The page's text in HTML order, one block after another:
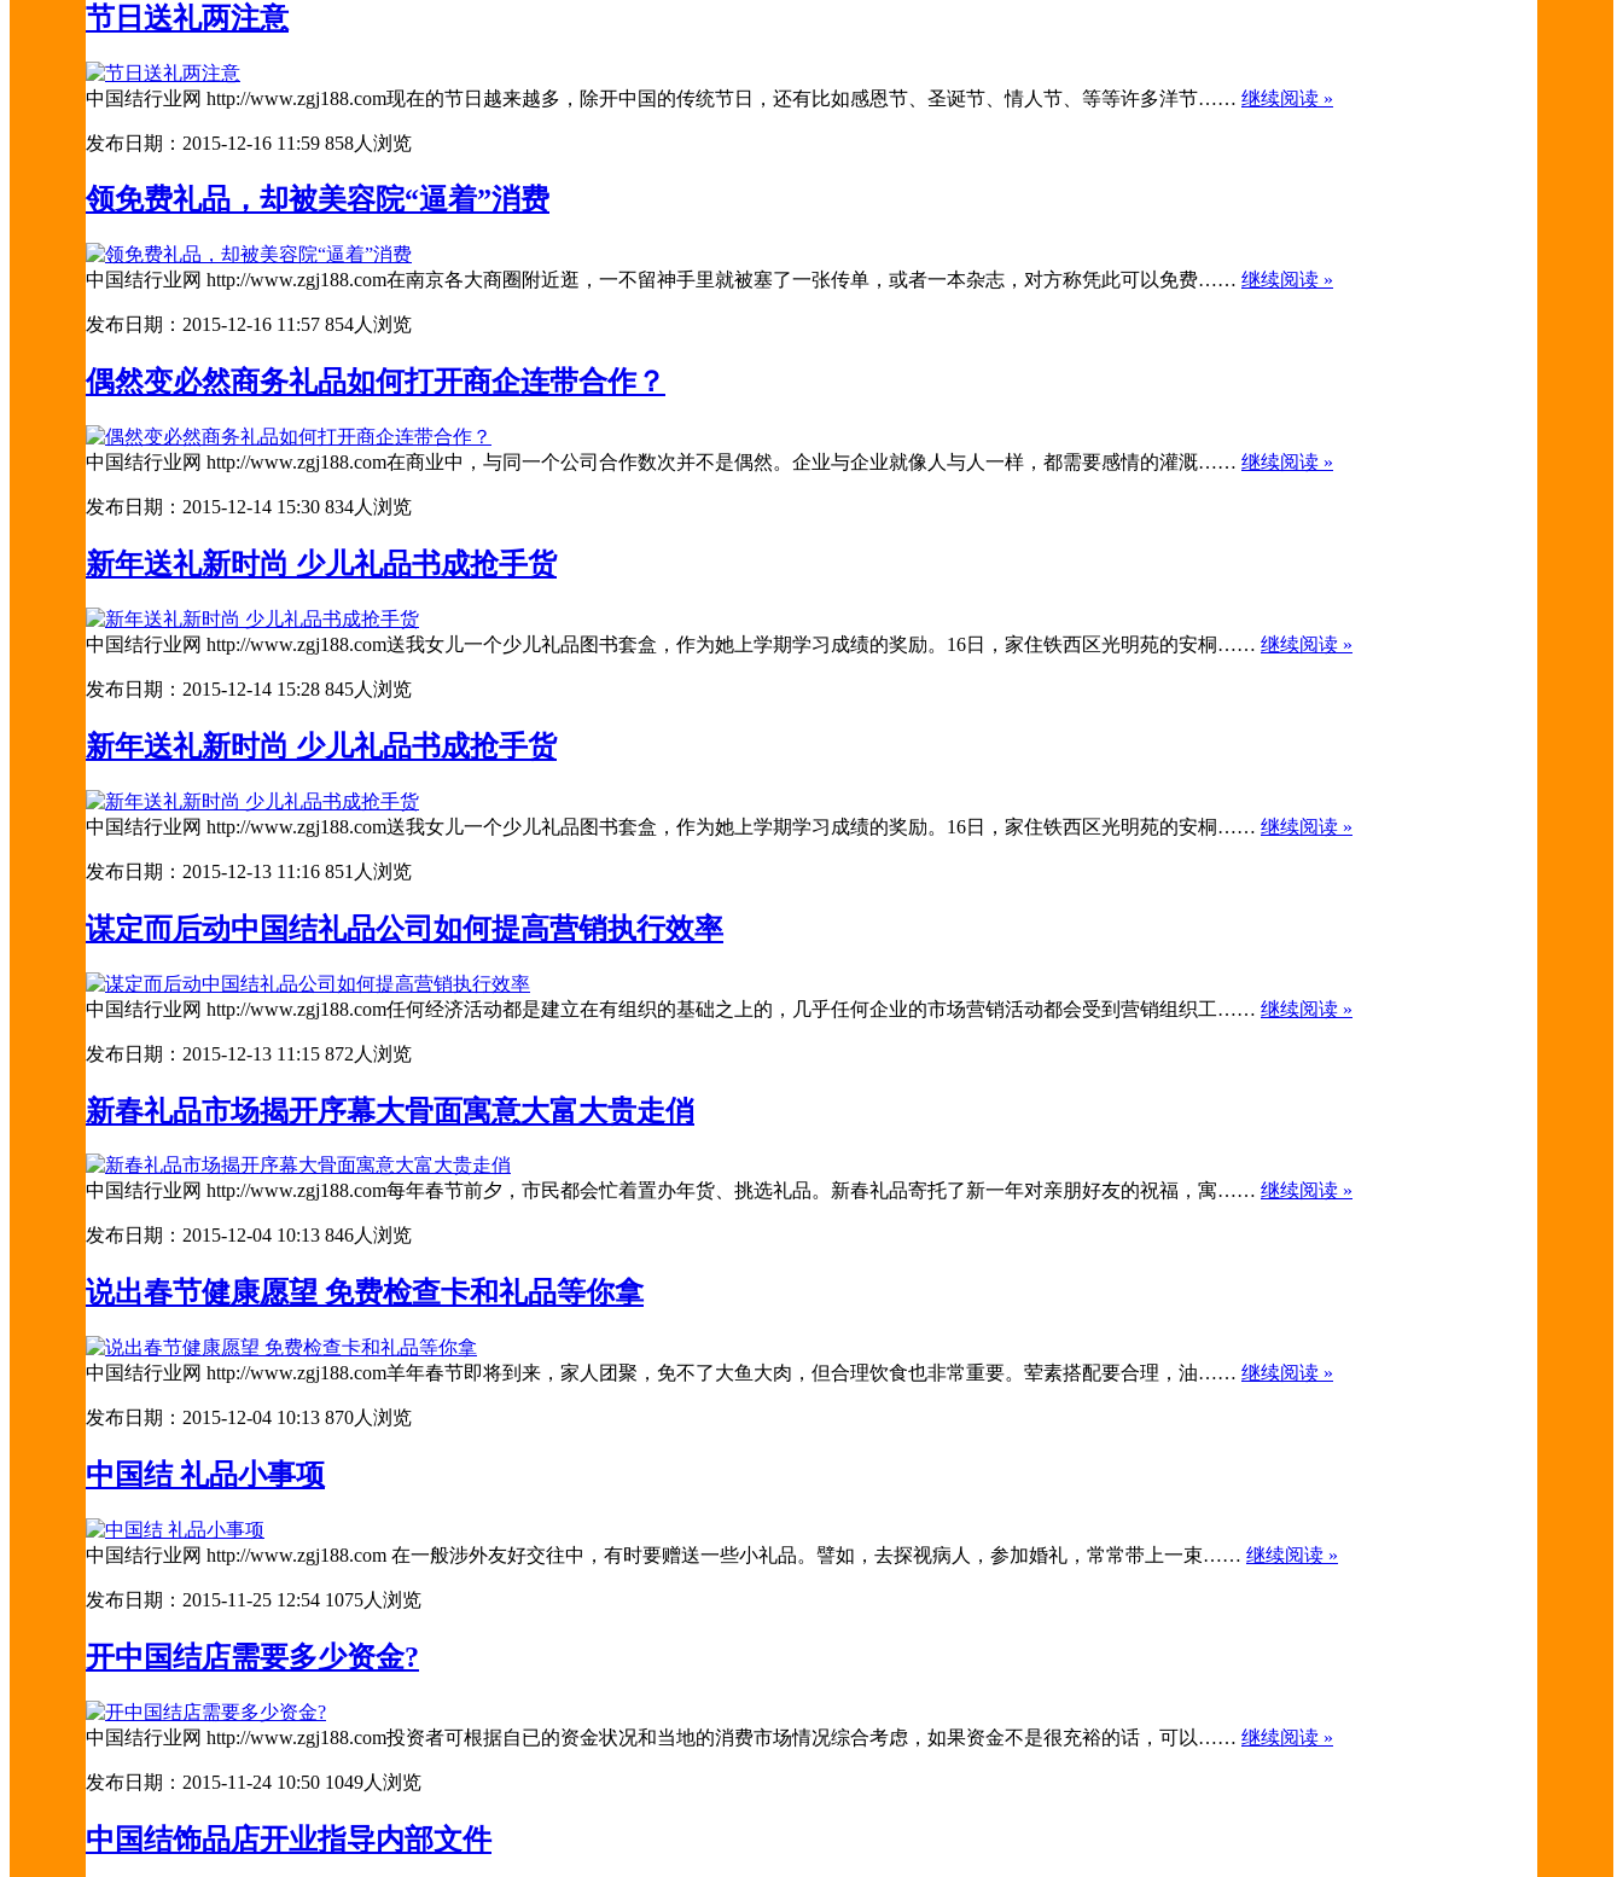
节日送礼两注意
中国结行业网 http://www.zgj188.com现在的节日越来越多，除开中国的传统节日，还有比如感恩节、圣诞节、情人节、等等许多洋节…… 继续阅读 »
发布日期：2015-12-16 11:59 858人浏览
领免费礼品，却被美容院“逼着”消费
中国结行业网 http://www.zgj188.com在南京各大商圈附近逛，一不留神手里就被塞了一张传单，或者一本杂志，对方称凭此可以免费…… 继续阅读 »
发布日期：2015-12-16 11:57 854人浏览
偶然变必然商务礼品如何打开商企连带合作？
中国结行业网 http://www.zgj188.com在商业中，与同一个公司合作数次并不是偶然。企业与企业就像人与人一样，都需要感情的灌溉…… 继续阅读 »
发布日期：2015-12-14 15:30 834人浏览
新年送礼新时尚 少儿礼品书成抢手货
中国结行业网 http://www.zgj188.com送我女儿一个少儿礼品图书套盒，作为她上学期学习成绩的奖励。16日，家住铁西区光明苑的安桐…… 继续阅读 »
发布日期：2015-12-14 15:28 845人浏览
新年送礼新时尚 少儿礼品书成抢手货
中国结行业网 http://www.zgj188.com送我女儿一个少儿礼品图书套盒，作为她上学期学习成绩的奖励。16日，家住铁西区光明苑的安桐…… 继续阅读 »
发布日期：2015-12-13 11:16 851人浏览
谋定而后动中国结礼品公司如何提高营销执行效率
中国结行业网 http://www.zgj188.com任何经济活动都是建立在有组织的基础之上的，几乎任何企业的市场营销活动都会受到营销组织工…… 继续阅读 »
发布日期：2015-12-13 11:15 872人浏览
新春礼品市场揭开序幕大骨面寓意大富大贵走俏
中国结行业网 http://www.zgj188.com每年春节前夕，市民都会忙着置办年货、挑选礼品。新春礼品寄托了新一年对亲朋好友的祝福，寓…… 继续阅读 »
发布日期：2015-12-04 10:13 846人浏览
说出春节健康愿望 免费检查卡和礼品等你拿
中国结行业网 http://www.zgj188.com羊年春节即将到来，家人团聚，免不了大鱼大肉，但合理饮食也非常重要。荤素搭配要合理，油…… 继续阅读 »
发布日期：2015-12-04 10:13 870人浏览
中国结 礼品小事项
中国结行业网 http://www.zgj188.com 在一般涉外友好交往中，有时要赠送一些小礼品。譬如，去探视病人，参加婚礼，常常带上一束…… 继续阅读 »
发布日期：2015-11-25 12:54 1075人浏览
开中国结店需要多少资金?
中国结行业网 http://www.zgj188.com投资者可根据自已的资金状况和当地的消费市场情况综合考虑，如果资金不是很充裕的话，可以…… 继续阅读 »
发布日期：2015-11-24 10:50 1049人浏览
中国结饰品店开业指导内部文件